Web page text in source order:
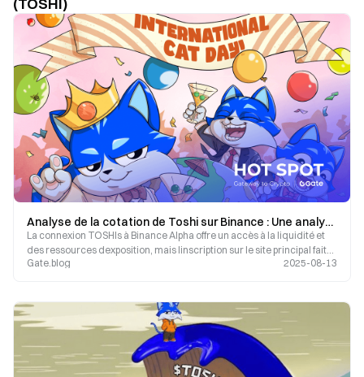
(TOSHI)
Analyse de la cotation de Toshi sur Binance : Une analyse complète de l'Airdrop, de l'impact sur le prix et des perspectives du marché
La connexion TOSHIs à Binance Alpha offre un accès à la liquidité et
des ressources dexposition, mais linscription sur le site principal fait
toujours face à des tests rigoureux.
Gate.blog 2025-08-13